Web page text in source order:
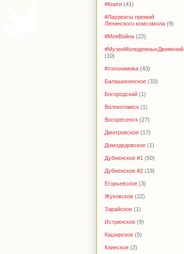
#Книги (41)
#Лауреаты премий
Ленинского комсомола (9)
#МояВойна (22)
#МузеиМолодежныхДвижений
(10)
#топонимика (43)
Балашихинское (33)
Богородский (1)
Волоколамск (1)
Воскресенск (27)
Дмитровское (17)
Домодедовское (1)
Дубненское #1 (50)
Дубненское #2 (19)
Егорьевское (3)
Жуковское (22)
Зарайское (1)
Истринское (9)
Каширское (5)
Клинское (2)